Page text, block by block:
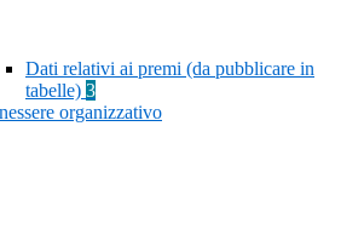
Dati relativi ai premi (da pubblicare in
tabelle) 3
organizzativo